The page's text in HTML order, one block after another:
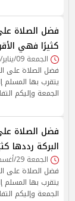
فضل الصلاة
كثيرًا فهي
الجمعة 09/يناير/2026 - 10:55 ص
فضل الصلاة على
يتقرب بها المسلم
الجمعة وإليكم
فضل الصلاة
البركة رددها
الجمعة 29/أغسطس/2025 - 03:33 م
فضل الصلاة على
يتقرب بها المسلم
الجمعة وإليكم